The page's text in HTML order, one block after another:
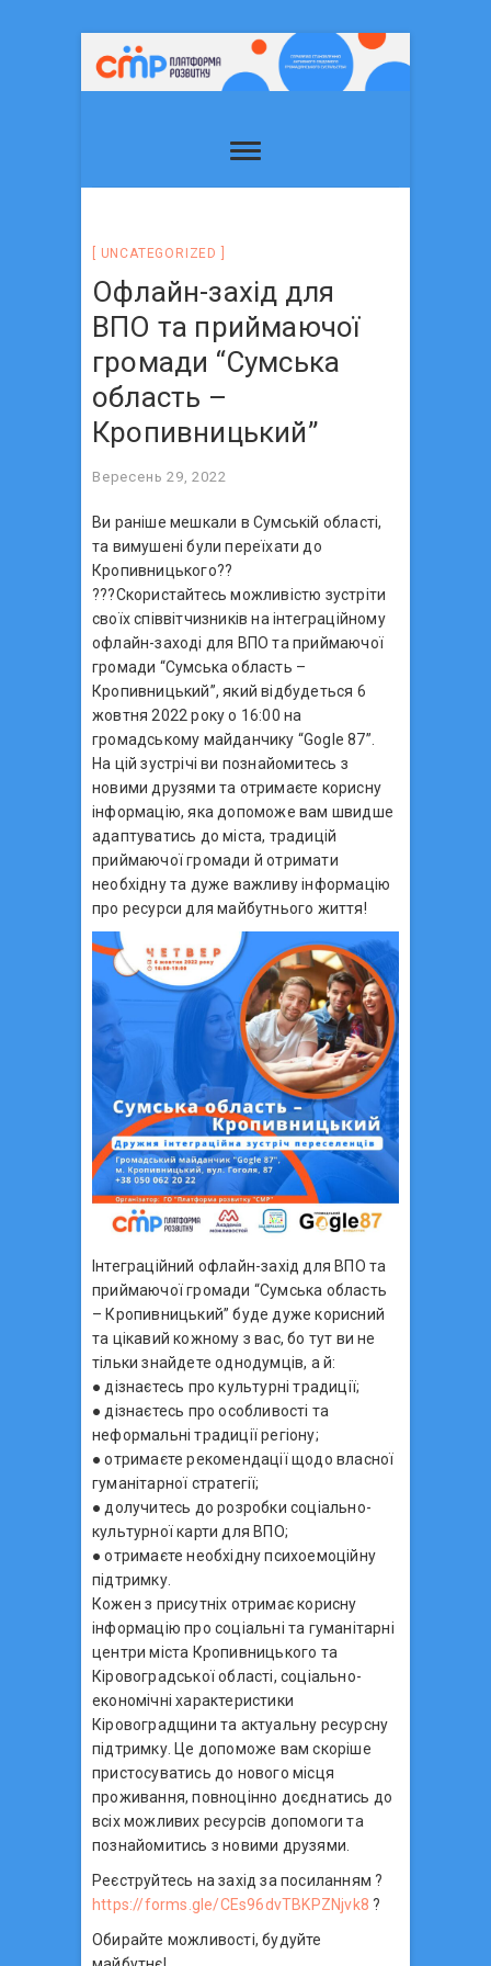
UNCATEGORIZED
Офлайн-захід для
ВПО та приймаючої
громади “Сумська
область –
Кропивницький”
Вересень 29, 2022
Ви раніше мешкали в Сумській області,
та вимушені були переїхати до
Кропивницького??
???Скористайтесь можливістю зустріти
своїх співвітчизників на інтеграційному
офлайн-заході для ВПО та приймаючої
громади “Сумська область –
Кропивницький”, який відбудеться 6
жовтня 2022 року о 16:00 на
громадському майданчику “Gogle 87”.
На цій зустрічі ви познайомитесь з
новими друзями та отримаєте корисну
інформацію, яка допоможе вам швидше
адаптуватись до міста, традицій
приймаючої громади й отримати
необхідну та дуже важливу інформацію
про ресурси для майбутнього життя!
Інтеграційний офлайн-захід для ВПО та
приймаючої громади “Сумська область
– Кропивницький” буде дуже корисний
та цікавий кожному з вас, бо тут ви не
тільки знайдете однодумців, а й:
● дізнаєтесь про культурні традиції;
● дізнаєтесь про особливості та
неформальні традиції регіону;
● отримаєте рекомендації щодо власної
гуманітарної стратегії;
● долучитесь до розробки соціально-
культурної карти для ВПО;
● отримаєте необхідну психоемоційну
підтримку.
Кожен з присутніх отримає корисну
інформацію про соціальні та гуманітарні
центри міста Кропивницького та
Кіровоградської області, соціально-
економічні характеристики
Кіровоградщини та актуальну ресурсну
підтримку. Це допоможе вам скоріше
пристосуватись до нового місця
проживання, повноцінно доєднатись до
всіх можливих ресурсів допомоги та
познайомитись з новими друзями.
Реєструйтесь на захід за посиланням ?
https://forms.gle/CEs96dvTBKPZNjvk8 ?
Обирайте можливості, будуйте